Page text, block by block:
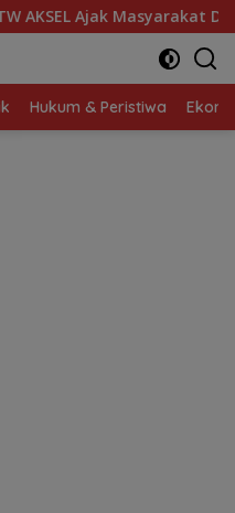
Dukung Produk Lokal
Hukum & Peristiwa